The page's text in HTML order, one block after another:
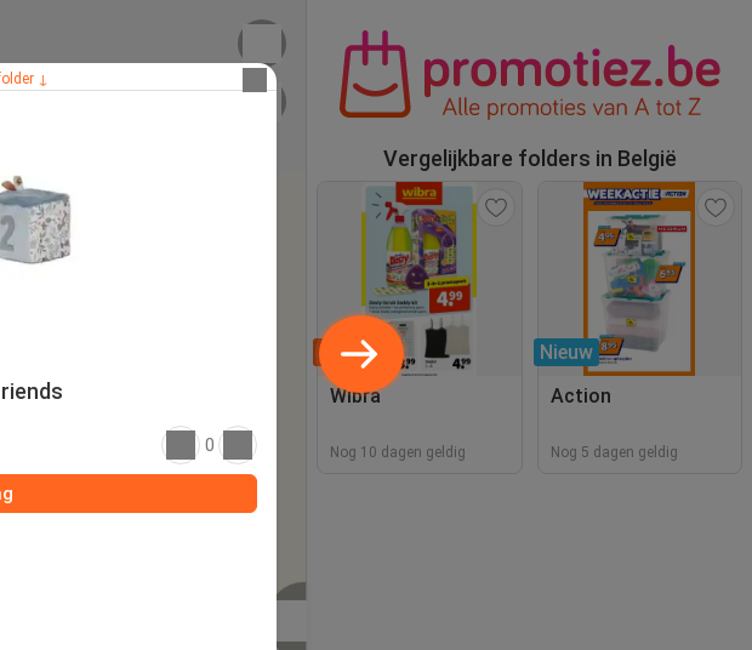
Vergelijkbare folders in België
Tip
Wibra
Nog 10 dagen geldig
Nieuw
Action
Nog 5 dagen geldig
↓
0